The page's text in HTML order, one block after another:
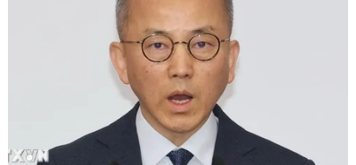
Dịp này, Ủy ban Nhân dân thành phố Hải Phòng
đã tặng Bằng khen cho 50 tập thể và 48 cá nhân
có thành tích xuất sắc trong công tác lãnh đạo,
chỉ đạo, tham mưu, thực hiện, tham gia trực tiếp
quá trình sắp xếp đơn vị hành chính các cấp và
hoạt động của chính quyền địa phương 2 cấp./.